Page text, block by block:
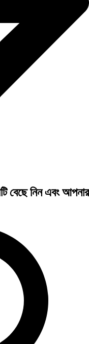
বেছে নিন এবং আপনার